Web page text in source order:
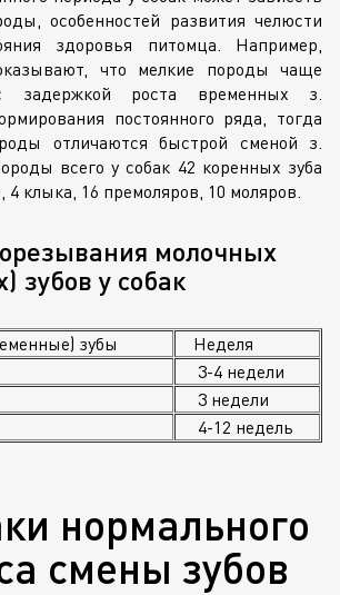
особенностей развития челюсти
здоровья питомца. Например,
что мелкие породы чаще
задержкой роста временных з.
постоянного ряда, тогда
отличаются быстрой сменой з.
всего у собак 42 коренных зуба
4 клыка, 16 премоляров, 10 моляров.
молочных
зубов у собак
зубы
Неделя
3-4 недели
3 недели
4-12 недель
нормального
смены зубов